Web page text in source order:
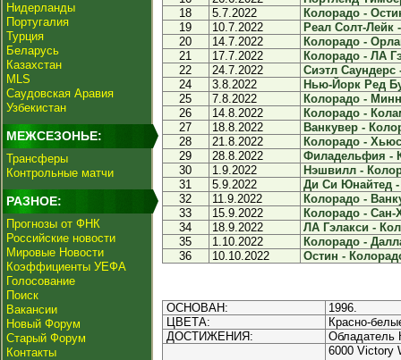
Нидерланды
Португалия
Турция
Беларусь
Казахстан
MLS
Саудовская Аравия
Узбекистан
МЕЖСЕЗОНЬЕ:
Трансферы
Контрольные матчи
РАЗНОЕ:
Прогнозы от ФНК
Российские новости
Мировые Новости
Коэффициенты УЕФА
Голосование
Поиск
Вакансии
Новый Форум
Старый Форум
Контакты
18
5.7.2022
Колорадо -
19
10.7.2022
Реал Солт-Лейк
20
14.7.2022
Колорадо -
21
17.7.2022
Колорадо - ЛА
22
24.7.2022
Сиэтл Саундерс
24
3.8.2022
Нью-Йорк Ред
25
7.8.2022
Колорадо -
26
14.8.2022
Колорадо -
27
18.8.2022
Ванкувер -
28
21.8.2022
Колорадо -
29
28.8.2022
Филадельфия -
30
1.9.2022
Нэшвилл -
31
5.9.2022
Ди Си Юнайтед -
32
11.9.2022
Колорадо -
33
15.9.2022
Колорадо - Сан-
34
18.9.2022
ЛА Гэлакси -
35
1.10.2022
Колорадо -
36
10.10.2022 Остин -
ОСНОВАН:
1996.
ЦВЕТА:
Красно-
ДОСТИЖЕНИЯ:
Обладатель
6000 Victory